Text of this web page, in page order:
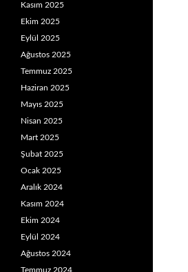
Kasım 2025
Ekim 2025
Eylül 2025
Ağustos 2025
Temmuz 2025
Haziran 2025
Mayıs 2025
Nisan 2025
Mart 2025
Şubat 2025
Ocak 2025
Aralık 2024
Kasım 2024
Ekim 2024
Eylül 2024
Ağustos 2024
Temmuz 2024